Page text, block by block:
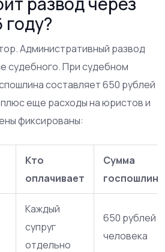
Административный развод
судебного. При судебном
составляет 650 рублей
плюс еще расходы на юристов и
фиксированы:
Кто
оплачивает
Сумма
госпошлины
Каждый
супруг
отдельно
650 рублей с
человека